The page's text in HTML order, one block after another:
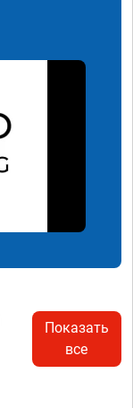
Показать
все